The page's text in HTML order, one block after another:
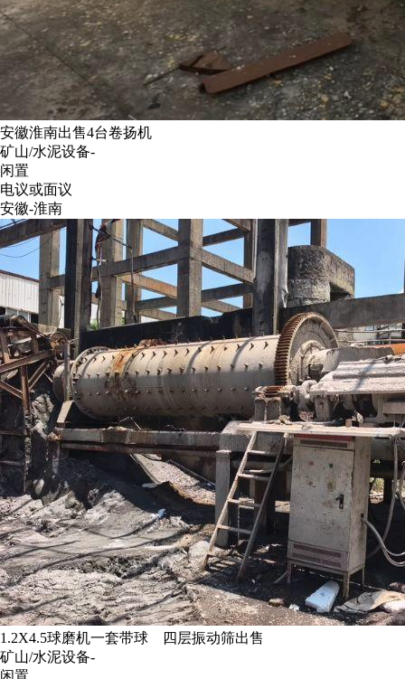
安徽淮南出售4台卷扬机
矿山/水泥设备-
闲置
电议或面议
安徽-淮南
1.2X4.5球磨机一套带球 四层振动筛出售
矿山/水泥设备-
闲置